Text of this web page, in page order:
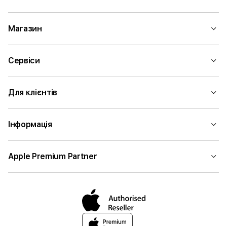
Магазин
Сервіси
Для клієнтів
Інформація
Apple Premium Partner